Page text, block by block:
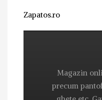
Zapatos.ro
Magazin
precum